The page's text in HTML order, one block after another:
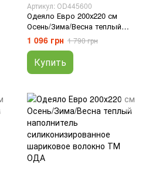
Артикул: ОD445600
Одеяло Евро 200х220 см
Осень/Зима/Весна теплый
наполнитель
силиконизированное
шариковое волокно ТМ ОДА
1 096 грн 1 790 грн
Купить